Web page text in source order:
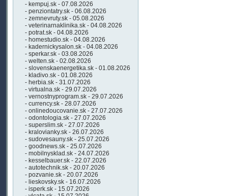
- kempuj.sk - 07.08.2026
- penziontatry.sk - 06.08.2026
- zemnevruty.sk - 05.08.2026
- veterinarnaklinika.sk - 04.08.2026
- potrat.sk - 04.08.2026
- homestudio.sk - 04.08.2026
- kadernickysalon.sk - 04.08.2026
- sperkar.sk - 03.08.2026
- welten.sk - 02.08.2026
- slovenskaenergetika.sk - 01.08.2026
- kladivo.sk - 01.08.2026
- herbia.sk - 31.07.2026
- virtualna.sk - 29.07.2026
- vernostnyprogram.sk - 29.07.2026
- currency.sk - 28.07.2026
- onlinedoucovanie.sk - 27.07.2026
- odontologia.sk - 27.07.2026
- superslim.sk - 27.07.2026
- kralovianky.sk - 26.07.2026
- sudovesauny.sk - 25.07.2026
- goodnews.sk - 25.07.2026
- mobilnysklad.sk - 24.07.2026
- kesselbauer.sk - 22.07.2026
- autotechnik.sk - 20.07.2026
- pozvanie.sk - 20.07.2026
- lieskovsky.sk - 16.07.2026
- isperk.sk - 15.07.2026